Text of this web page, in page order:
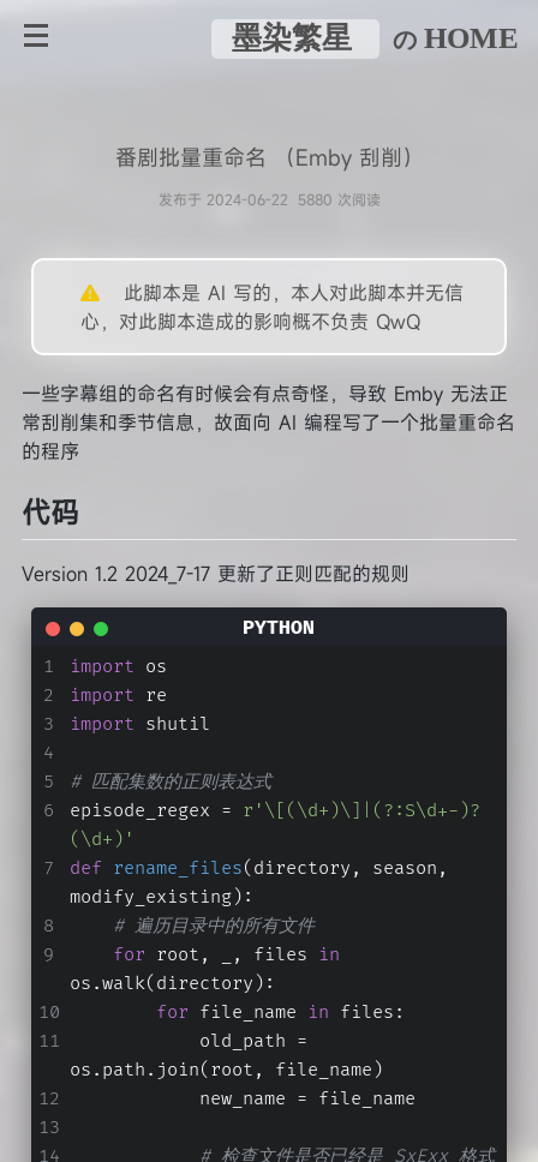
墨染繁星 の HOME
番剧批量重命名 （Emby 刮削）
发布于 2024-06-22 5880 次阅读
此脚本是 AI 写的，本人对此脚本并无信
心，对此脚本造成的影响概不负责 QwQ
一些字幕组的命名有时候会有点奇怪，导致 Emby 无法正
常刮削集和季节信息，故面向 AI 编程写了一个批量重命名
的程序
代码
Version 1.2 2024_7-17 更新了正则匹配的规则
import os
import re
import shutil
# 匹配集数的正则表达式
episode_regex = r'\[(\d+)\]|(?:S\d+-)?
(\d+)'
def rename_files( directory, season,
modify_existing):
# 遍历目录中的所有文件
for root, _, files
in
os.walk(directory):
for file_name in files:
os.path.join(root, file_name)
            new_name = file_name
# 检查文件是否已经是 SxExx 格式